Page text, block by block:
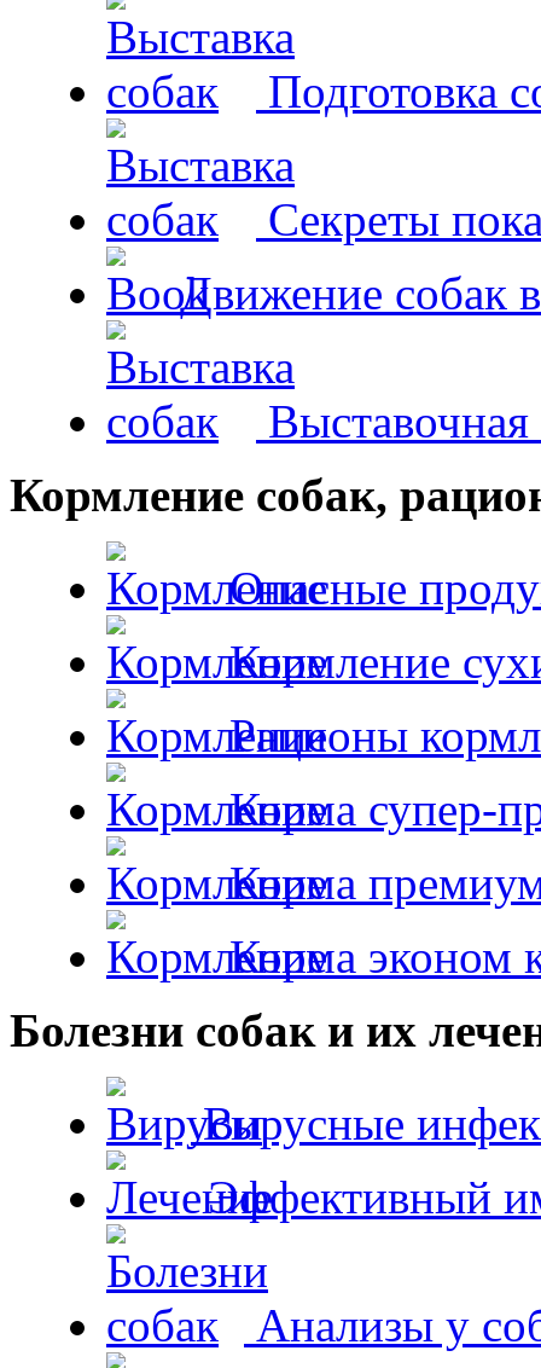
Подготовка
Секреты
Движение собак
Выставочная
Кормление собак,
Опасные
Кормление
Рационы
Корма супер-
Корма премиум
Корма эконом
Болезни собак и их
Вирусные
Эффективный
Анализы у